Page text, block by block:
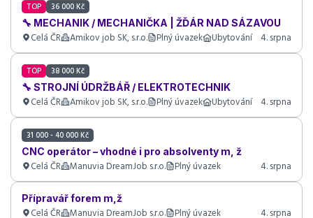
TOP 36 000 Kč
🔧 MECHANIK / MECHANIČKA | ŽĎÁR NAD SÁZAVOU
Celá ČR Amikov job SK, s.r.o. Plný úvazek Ubytování 4. srpna
TOP 38 000 Kč
🔧 STROJNÍ ÚDRŽBÁŘ / ELEKTROTECHNIK
Celá ČR Amikov job SK, s.r.o. Plný úvazek Ubytování 4. srpna
31 000 - 40 000 Kč
CNC operátor – vhodné i pro absolventy m, ž
Celá ČR Manuvia DreamJob s.r.o. Plný úvazek 4. srpna
Přípravář forem m,ž
Celá ČR Manuvia DreamJob s.r.o. Plný úvazek 4. srpna